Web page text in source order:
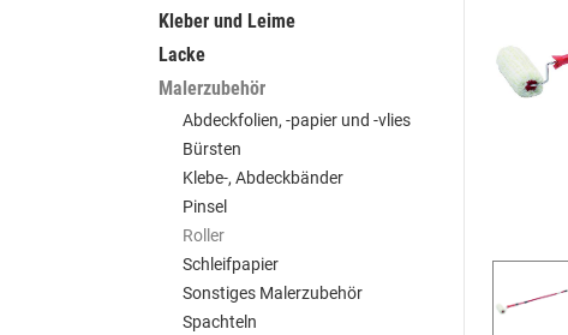
Kleber und Leime
Lacke
Malerzubehör
Abdeckfolien, -papier und -vlies
Bürsten
Klebe-, Abdeckbänder
Pinsel
Roller
Schleifpapier
Sonstiges Malerzubehör
Spachteln